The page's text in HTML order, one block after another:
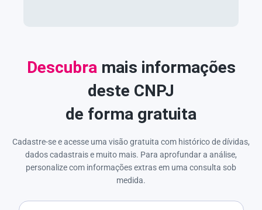
Descubra mais informações
deste CNPJ
de forma gratuita
Cadastre-se e acesse uma visão gratuita com histórico de dívidas,
dados cadastrais e muito mais. Para aprofundar a análise,
personalize com informações extras em uma consulta sob
medida.